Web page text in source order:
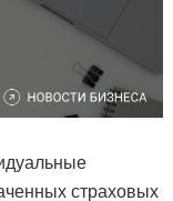
страховых